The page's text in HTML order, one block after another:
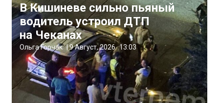
В Кишиневе сильно пьяный
водитель устроил ДТП
на Чеканах
Ольга Горчак |9 Август, 2026 13:03